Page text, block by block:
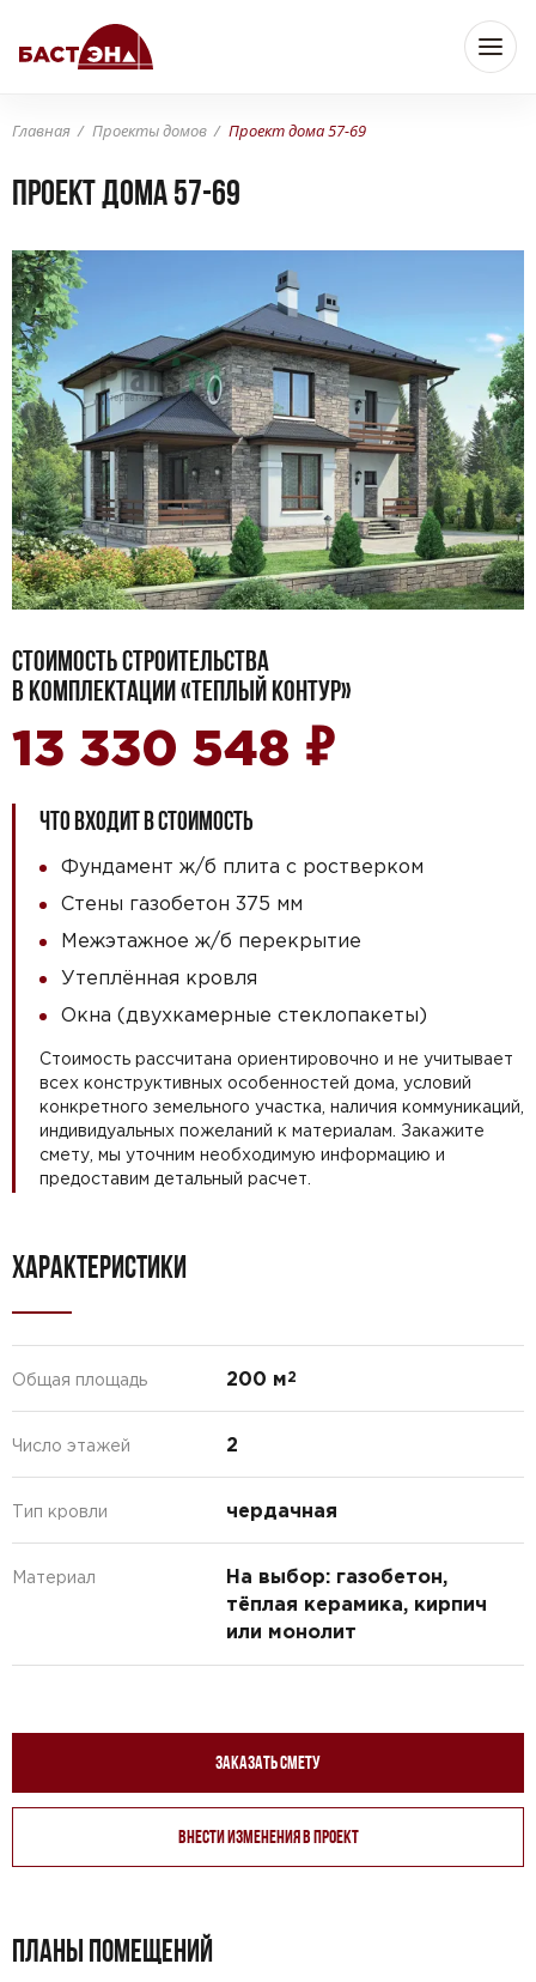
Главная Проекты домов Проект дома 57-69
Проект дома 57-69
СТОИМОСТЬ СТРОИТЕЛЬСТВА
В КОМПЛЕКТАЦИИ «ТЕПЛЫЙ КОНТУР»
13 330 548 ₽
ЧТО ВХОДИТ В СТОИМОСТЬ
Фундамент ж/б плита с ростверком
Стены газобетон 375 мм
Межэтажное ж/б перекрытие
Утеплённая кровля
Окна (двухкамерные стеклопакеты)
Стоимость рассчитана ориентировочно и не учитывает
всех конструктивных особенностей дома, условий
конкретного земельного участка, наличия коммуникаций,
индивидуальных пожеланий к материалам. Закажите
смету, мы уточним необходимую информацию и
предоставим детальный расчет.
ХАРАКТЕРИСТИКИ
Общая площадь 200 м2
Число этажей 2
Тип кровли чердачная
Материал
На выбор: газобетон,
тёплая керамика, кирпич
или монолит
Заказать смету
Внести изменения в проект
ПЛАНЫ ПОМЕЩЕНИЙ